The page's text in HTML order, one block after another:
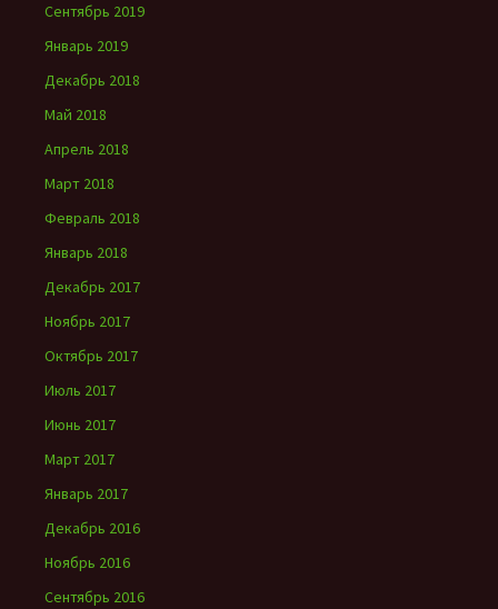
Сентябрь 2019
Январь 2019
Декабрь 2018
Май 2018
Апрель 2018
Март 2018
Февраль 2018
Январь 2018
Декабрь 2017
Ноябрь 2017
Октябрь 2017
Июль 2017
Июнь 2017
Март 2017
Январь 2017
Декабрь 2016
Ноябрь 2016
Сентябрь 2016